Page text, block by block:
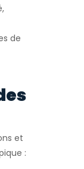
de
et
: